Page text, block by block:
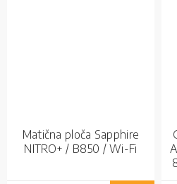
Matična ploča Sapphire
NITRO+ / B850 / Wi-Fi